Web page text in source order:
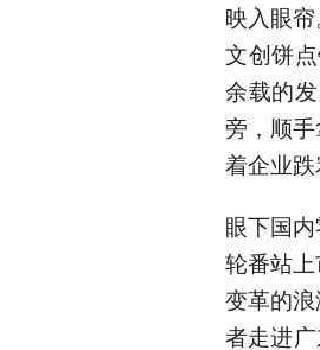
映入眼
文创饼
余载的
旁，顺
着企业
眼下国
轮番站
变革的
者走进